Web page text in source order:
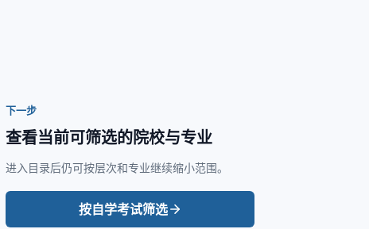
下一步
查看当前可筛选的院校与专业
进入目录后仍可按层次和专业继续缩小范围。
按自学考试筛选